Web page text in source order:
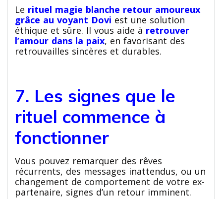
Le rituel magie blanche retour amoureux
grâce au voyant Dovi est une solution
éthique et sûre. Il vous aide à retrouver
l’amour dans la paix, en favorisant des
retrouvailles sincères et durables.
7. Les signes que le
rituel commence à
fonctionner
Vous pouvez remarquer des rêves
récurrents, des messages inattendus, ou un
changement de comportement de votre ex-
partenaire, signes d’un retour imminent.